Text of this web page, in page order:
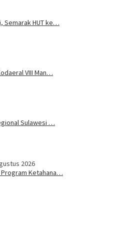
Semarak HUT ke…
VIII Man…
Sulawesi …
2026
Ketahana…